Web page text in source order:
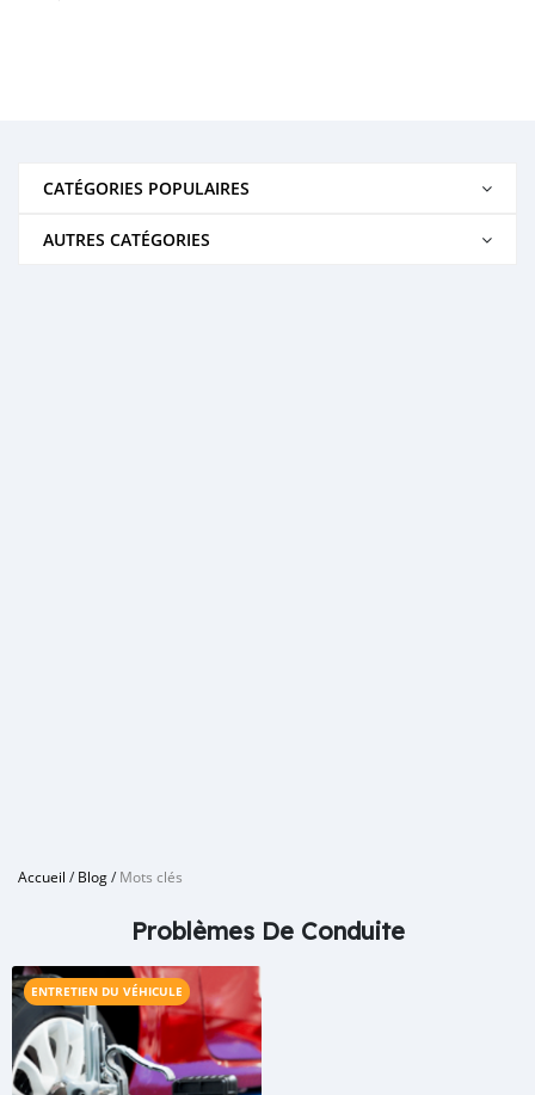
CATÉGORIES POPULAIRES
AUTRES CATÉGORIES
Accueil /Blog/Mots clés
Problèmes De Conduite
ENTRETIEN DU VÉHICULE